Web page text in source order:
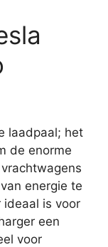
laadpaal; het
de enorme
energie te
ideaal is voor
een
voor